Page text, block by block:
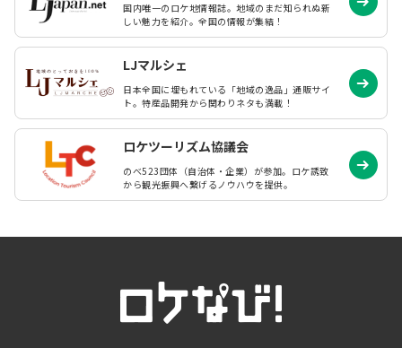
国内唯一のロケ地情報誌。地域のまだ知られぬ新
しい魅力を紹介。全国の情報が集結！
LJマルシェ
日本全国に埋もれている「地域の逸品」通販サイ
ト。特産品開発から関わりネタも満載！
ロケツーリズム協議会
のべ523団体（自治体・企業）が参加。ロケ誘致
から観光振興へ繋げるノウハウを提供。